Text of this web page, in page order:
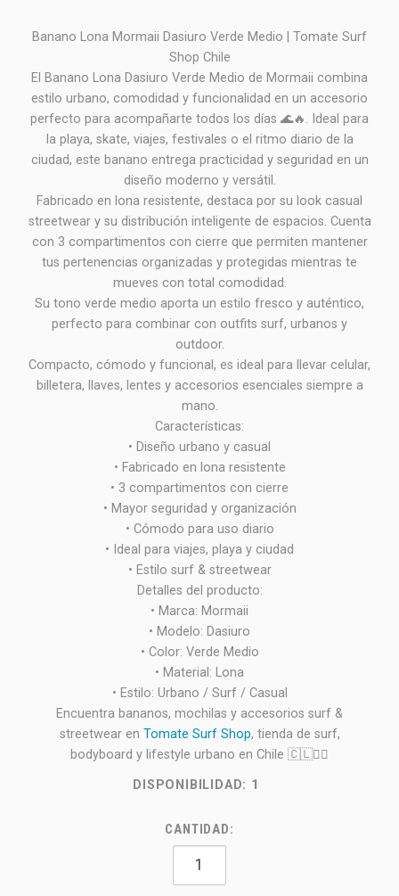
Banano Lona Mormaii Dasiuro Verde Medio | Tomate Surf
Shop Chile
El Banano Lona Dasiuro Verde Medio de Mormaii combina
estilo urbano, comodidad y funcionalidad en un accesorio
perfecto para acompañarte todos los días 🌊🔥. Ideal para
la playa, skate, viajes, festivales o el ritmo diario de la
ciudad, este banano entrega practicidad y seguridad en un
diseño moderno y versátil.
Fabricado en lona resistente, destaca por su look casual
streetwear y su distribución inteligente de espacios. Cuenta
con 3 compartimentos con cierre que permiten mantener
tus pertenencias organizadas y protegidas mientras te
mueves con total comodidad.
Su tono verde medio aporta un estilo fresco y auténtico,
perfecto para combinar con outfits surf, urbanos y
outdoor.
Compacto, cómodo y funcional, es ideal para llevar celular,
billetera, llaves, lentes y accesorios esenciales siempre a
mano.
Características:
• Diseño urbano y casual
• Fabricado en lona resistente
• 3 compartimentos con cierre
• Mayor seguridad y organización
• Cómodo para uso diario
• Ideal para viajes, playa y ciudad
• Estilo surf & streetwear
Detalles del producto:
• Marca: Mormaii
• Modelo: Dasiuro
• Color: Verde Medio
• Material: Lona
• Estilo: Urbano / Surf / Casual
Encuentra bananos, mochilas y accesorios surf &
streetwear en Tomate Surf Shop, tienda de surf,
bodyboard y lifestyle urbano en Chile 🇨🇱🏄‍♂️
DISPONIBILIDAD: 1
CANTIDAD: